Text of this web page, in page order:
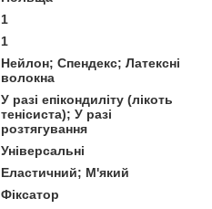
1
1
Нейлон; Спендекс; Латексні
волокна
У разі епікондиліту (лікоть
тенісиста); У разі
розтягування
Універсальні
Еластичний; М'який
Фіксатор